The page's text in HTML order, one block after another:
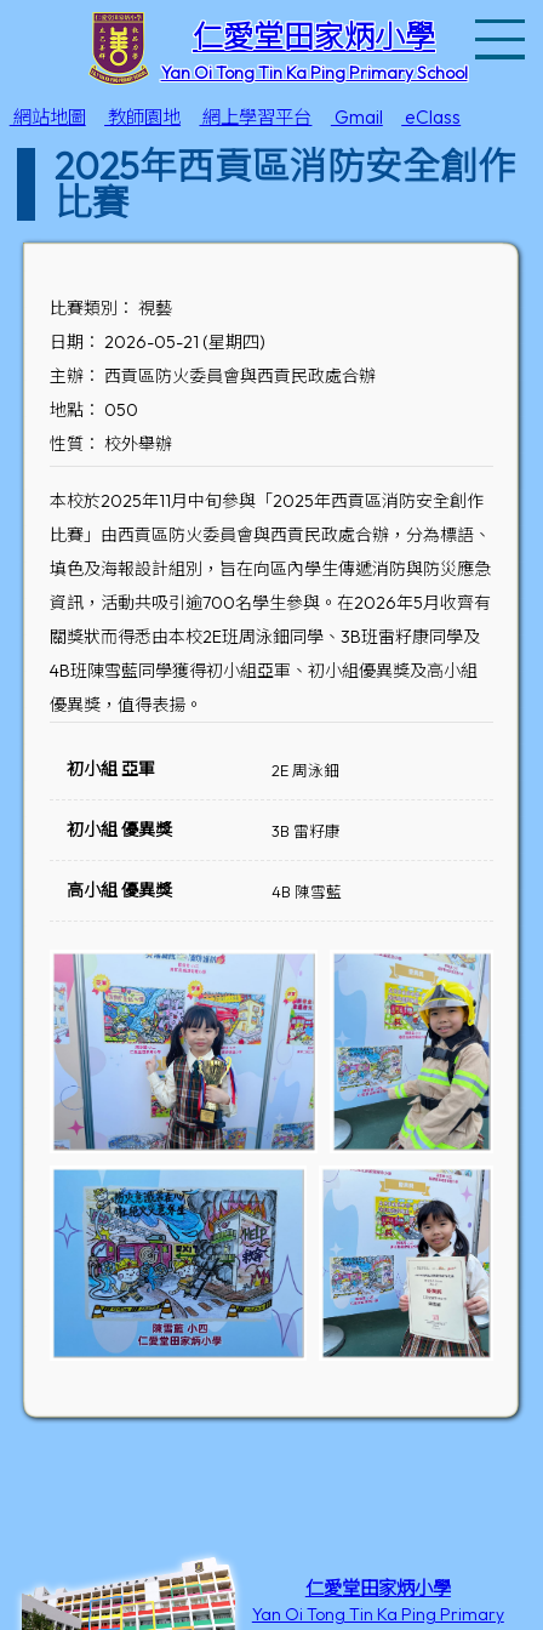
仁愛堂田家炳小學
Yan Oi Tong Tin Ka Ping Primary School
網站地圖 教師園地 網上學習平台 Gmail eClass
2025年西貢區消防安全創作
比賽
比賽類別： 視藝
日期： 2026-05-21 (星期四)
主辦： 西貢區防火委員會與西貢民政處合辦
地點： 050
性質： 校外舉辦
本校於2025年11月中旬參與「2025年西貢區消防安全創作
比賽」由西貢區防火委員會與西貢民政處合辦，分為標語、
填色及海報設計組別，旨在向區內學生傳遞消防與防災應急
資訊，活動共吸引逾700名學生參與。在2026年5月收齊有
關獎狀而得悉由本校2E班周泳鈿同學、3B班雷籽康同學及
4B班陳雪藍同學獲得初小組亞軍、初小組優異獎及高小組
優異獎，值得表揚。
初小組 亞軍 2E 周泳鈿
初小組 優異獎 3B 雷籽康
高小組 優異獎 4B 陳雪藍
仁愛堂田家炳小學
Yan Oi Tong Tin Ka Ping Primary